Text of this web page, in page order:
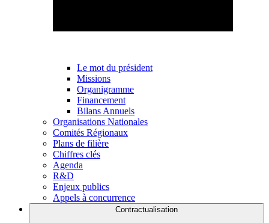
Le mot du président
Missions
Organigramme
Financement
Bilans Annuels
Organisations Nationales
Comités Régionaux
Plans de filière
Chiffres clés
Agenda
R&D
Enjeux publics
Appels à concurrence
Contractualisation